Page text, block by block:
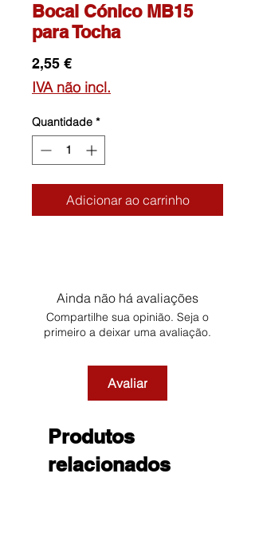
Bocal Cónico MB15
para Tocha
2,55 €Preço
IVA não incl.
Quantidade *
Adicionar ao carrinho
Ainda não há avaliações
Compartilhe sua opinião. Seja o
primeiro a deixar uma avaliação.
Avaliar
Produtos
relacionados